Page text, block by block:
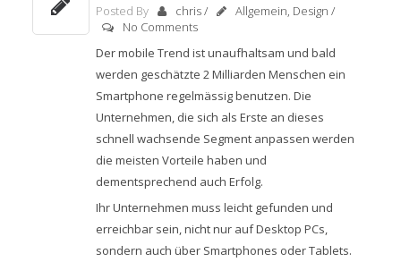
Posted By chris/ Allgemein, Design /
No Comments
Der mobile Trend ist unaufhaltsam und bald
werden geschätzte 2 Milliarden Menschen ein
Smartphone regelmässig benutzen. Die
Unternehmen, die sich als Erste an dieses
schnell wachsende Segment anpassen werden
die meisten Vorteile haben und
dementsprechend auch Erfolg.
Ihr Unternehmen muss leicht gefunden und
erreichbar sein, nicht nur auf Desktop PCs,
sondern auch über Smartphones oder Tablets.